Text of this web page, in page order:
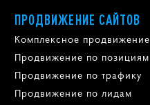
ПРОДВИЖЕНИЕ САЙТОВ
Комплексное продвижение
Продвижение по позициям
Продвижение по трафику
Продвижение по лидам